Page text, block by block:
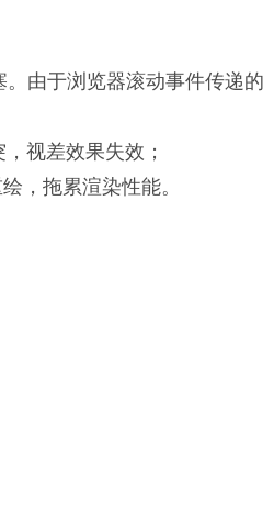
。由于浏览器滚动事件传递的
，视差效果失效；
，拖累渲染性能。